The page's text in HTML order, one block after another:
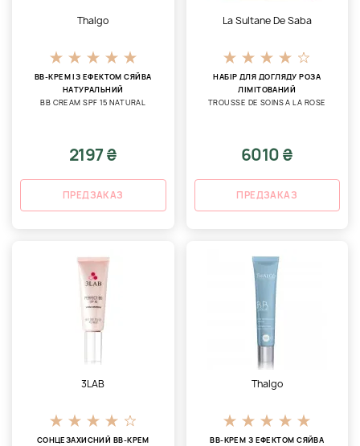
Thalgo
ВВ-КРЕМ ІЗ ЕФЕКТОМ СЯЙВА
НАТУРАЛЬНИЙ
BB CREAM SPF 15 NATURAL
2197 ₴
ПРЕДЗАКАЗ
La Sultane De Saba
НАБІР ДЛЯ ДОГЛЯДУ РОЗА
ЛІМІТОВАНИЙ
TROUSSE DE SOINS A LA ROSE
6010 ₴
ПРЕДЗАКАЗ
3LAB
СОНЦЕЗАХИСНИЙ BB-КРЕМ
Thalgo
ВВ-КРЕМ З ЕФЕКТОМ СЯЙВА